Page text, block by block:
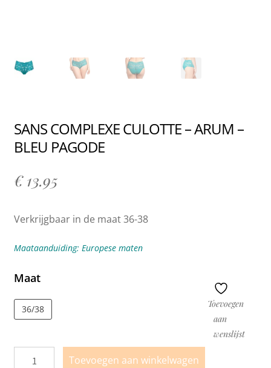
SANS COMPLEXE CULOTTE – ARUM –
BLEU PAGODE
€13.95
Verkrijgbaar in de maat 36-38
Maataanduiding: Europese maten
Maat
36/38
Toevoegen aan winkelwagen
Toevoegen
aan
wenslijst